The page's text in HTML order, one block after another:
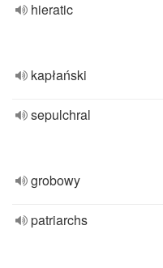
hieratic
kapłański
sepulchral
grobowy
patriarchs